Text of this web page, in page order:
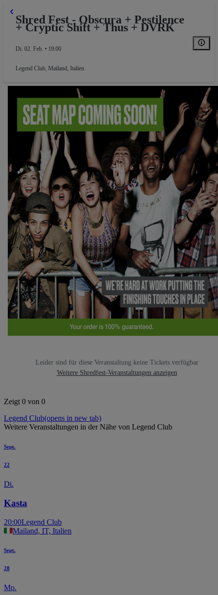
Shred Fest - Obscura + Pestilence
+ Cryptic Shift + Thus + DVRK
Di. 02. Feb. • 19:00
Legend Club, Mailand, Italien
Leider sind für diese Veranstaltung keine Tickets verfügbar
Weitere Shredfest-Veranstaltungen anzeigen
Zeigt 0 von 0
Legend Club(opens in new tab)
Weitere Veranstaltungen in der Nähe von Legend Club
Sept.
22
Di.
Kasta
20:00Legend Club
Mailand, IT, Italien
Sept.
28
Mo.